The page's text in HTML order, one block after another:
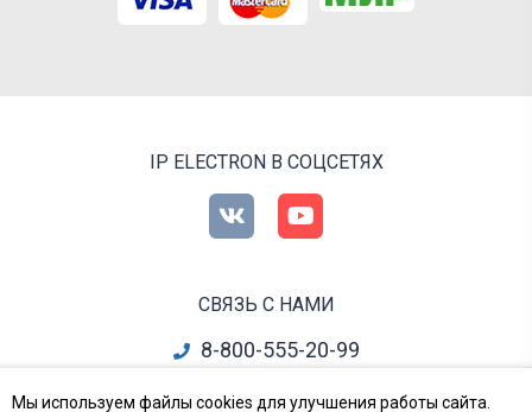
IP ELECTRON В СОЦСЕТЯХ
СВЯЗЬ С НАМИ
8-800-555-20-99
Мы используем файлы cookies для улучшения работы сайта.